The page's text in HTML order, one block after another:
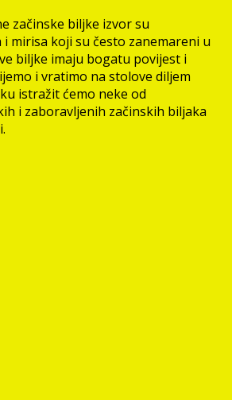
začinske biljke izvor su
mirisa koji su često zanemareni u
biljke imaju bogatu povijest i
i vratimo na stolove diljem
istražit ćemo neke od
i zaboravljenih začinskih biljaka